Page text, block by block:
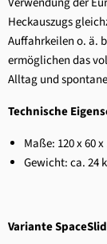
Heckauszugs
Auffahrkeilen o. ä.
ermöglichen das
Alltag und
Technische
Maße: 120 x 60
Gewicht: ca. 24
Variante